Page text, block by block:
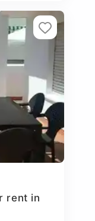
rent in